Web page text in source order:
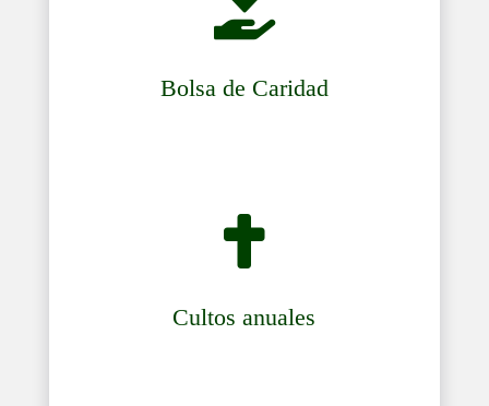

Bolsa de Caridad

Cultos anuales